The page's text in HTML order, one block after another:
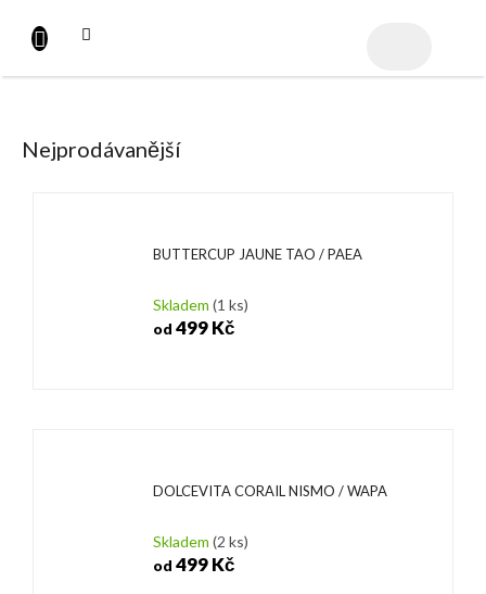
obsah
Nejprodávanější
BUTTERCUP JAUNE TAO / PAEA
Skladem (1 ks)
od 499 Kč
DOLCEVITA CORAIL NISMO / WAPA
Skladem (2 ks)
od 499 Kč